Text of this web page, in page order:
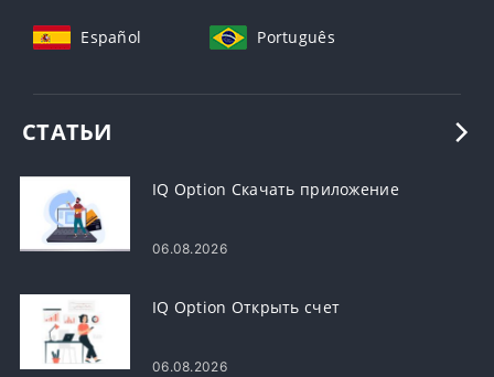
Español Português
СТАТЬИ
IQ Option Скачать приложение
06.08.2026
IQ Option Открыть счет
06.08.2026